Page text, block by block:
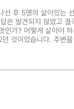
선 후 5명의 살아있는
은 발견되지 않았고 결
인가? 어떻게 살아야
것이었습니다. 주변